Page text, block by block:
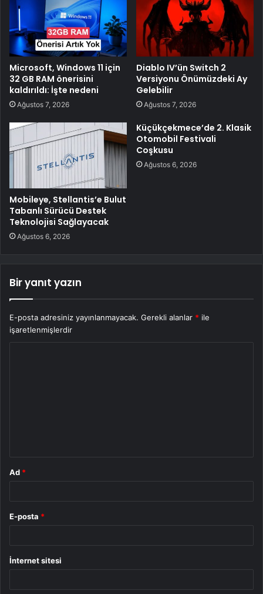
Microsoft, Windows 11 için
32 GB RAM önerisini
kaldırıldı: İşte nedeni
Ağustos 7, 2026
Diablo IV’ün Switch 2
Versiyonu Önümüzdeki Ay
Gelebilir
Ağustos 7, 2026
Mobileye, Stellantis’e Bulut
Tabanlı Sürücü Destek
Teknolojisi Sağlayacak
Ağustos 6, 2026
Küçükçekmece’de 2. Klasik
Otomobil Festivali
Coşkusu
Ağustos 6, 2026
Bir yanıt yazın
E-posta adresiniz yayınlanmayacak. Gerekli alanlar * ile
işaretlenmişlerdir
Ad *
E-posta *
İnternet sitesi